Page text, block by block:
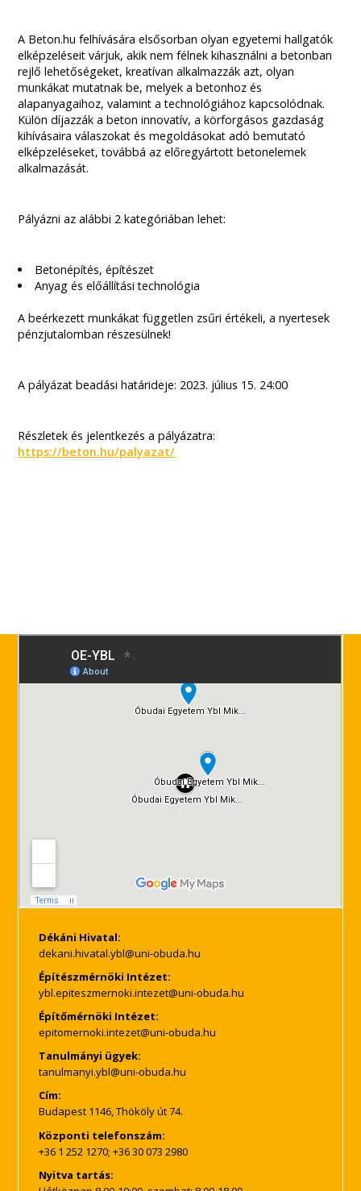
A Beton.hu felhívására elsősorban olyan egyetemi hallgatók
elképzeléseit várjuk, akik nem félnek kihasználni a betonban
rejlő lehetőségeket, kreatívan alkalmazzák azt, olyan
munkákat mutatnak be, melyek a betonhoz és
alapanyagaihoz, valamint a technológiához kapcsolódnak.
Külön díjazzák a beton innovatív, a körforgásos gazdaság
kihívásaira válaszokat és megoldásokat adó bemutató
elképzeléseket, továbbá az előregyártott betonelemek
alkalmazását.
Pályázni az alábbi 2 kategóriában lehet:
Betonépítés, építészet
Anyag és előállítási technológia
A beérkezett munkákat független zsűri értékeli, a nyertesek
pénzjutalomban részesülnek!
A pályázat beadási határideje: 2023. július 15. 24:00
Részletek és jelentkezés a pályázatra:
https://beton.hu/palyazat/
Dékáni Hivatal:
Építészmérnöki Intézet:
Építőmérnöki Intézet:
Tanulmányi ügyek:
Cím:
Budapest 1146, Thököly út 74.
Központi telefonszám:
+36 1 252 1270; +36 30 073 2980
Nyitva tartás: